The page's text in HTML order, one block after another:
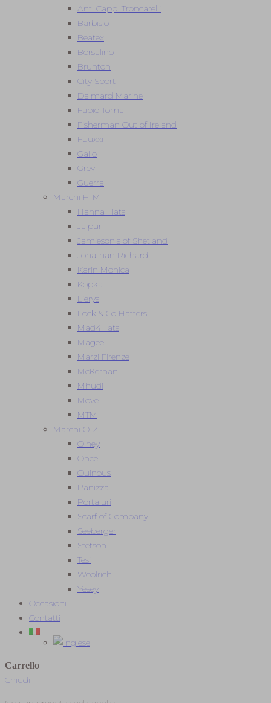
Ant. Capp. Troncarelli
Barbisio
Beatex
Borsalino
Brunton
City Sport
Dalmard Marine
Fabio Toma
Fisherman Out of Ireland
Fuuxxi
Gallo
Grevi
Guerra
Marchi H-M
Hanna Hats
Jaipur
Jamieson’s of Shetland
Jonathan Richard
Karin Monica
Kopka
Lierys
Lock & Co Hatters
Mad4Hats
Magee
Marzi Firenze
McKernan
Mhudi
Move
MTM
Marchi O-Z
Olney
Once
Ouinous
Panizza
Portaluri
Scarf of Company
Seeberger
Stetson
Tesi
Woolrich
Yesey
Occasioni
Contatti
Carrello
Chiudi